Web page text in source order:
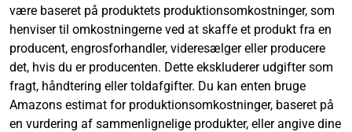
være baseret på produktets produktionsomkostninger, som
henviser til omkostningerne ved at skaffe et produkt fra en
producent, engrosforhandler, videresælger eller producere
det, hvis du er producenten. Dette ekskluderer udgifter som
fragt, håndtering eller toldafgifter. Du kan enten bruge
Amazons estimat for produktionsomkostninger, baseret på
en vurdering af sammenlignelige produkter, eller angive dine